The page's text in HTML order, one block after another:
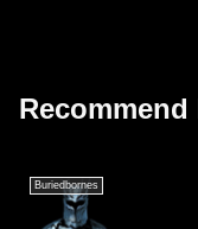
Recommend
Buriedbornes